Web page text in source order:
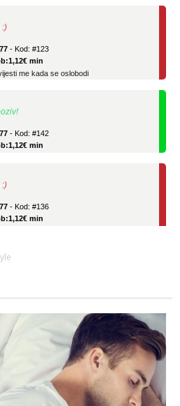
min
me kada se oslobodi
- Kod: #142
min
min
me kada se oslobodi
:)
- Kod: #123
min
me kada se oslobodi